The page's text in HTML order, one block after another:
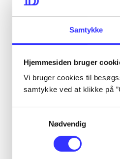
Samtykke
Hjemmesiden bruger
Vi bruger cookies til
samtykke ved at klikke på
Nødvendig
...
...
...